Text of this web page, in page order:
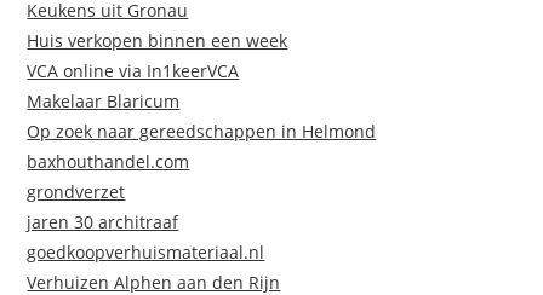
Keukens uit Gronau
Huis verkopen binnen een week
VCA online via In1keerVCA
Makelaar Blaricum
Op zoek naar gereedschappen in Helmond
baxhouthandel.com
grondverzet
jaren 30 architraaf
goedkoopverhuismateriaal.nl
Verhuizen Alphen aan den Rijn